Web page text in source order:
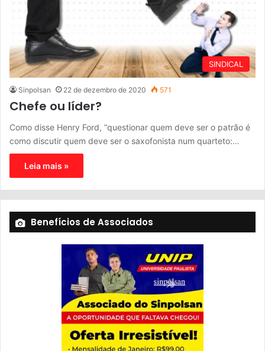
SINDICAL
Sinpolsan 22 de dezembro de 2020 571
Chefe ou líder?
Como disse Henry Ford, “questionar quem deve ser o patrão é
como discutir quem deve ser o saxofonista num quarteto:…
Leia mais »
Benefícios de Associados